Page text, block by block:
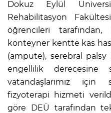
Dokuz Eylül
Rehabilitasyon
öğrencileri tarafından,
konteyner kentte kas
(ampute), serebral palsy
engellilik derecesine
vatandaşlarımız için
fizyoterapi hizmeti
göre DEÜ tarafından